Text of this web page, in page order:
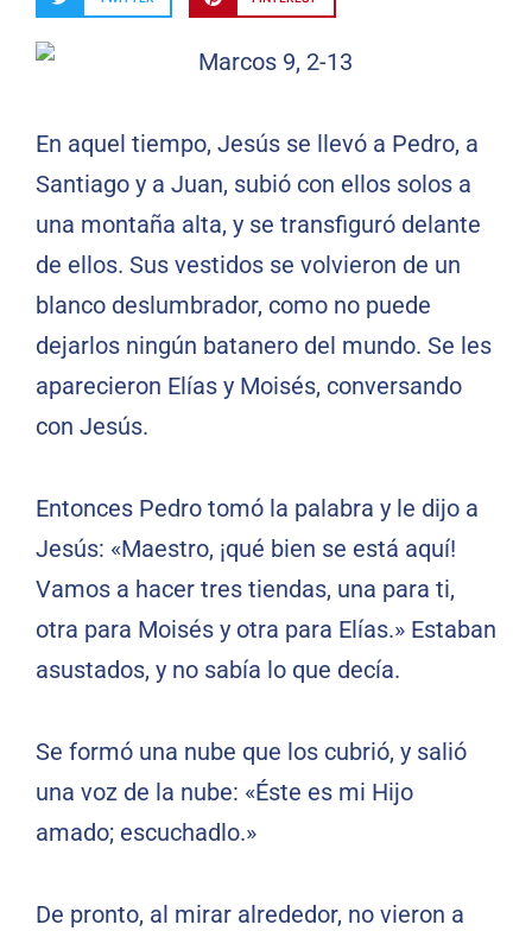
En aquel tiempo, Jesús se llevó a Pedro, a
Santiago y a Juan, subió con ellos solos a
una montaña alta, y se transfiguró delante
de ellos. Sus vestidos se volvieron de un
blanco deslumbrador, como no puede
dejarlos ningún batanero del mundo. Se les
aparecieron Elías y Moisés, conversando
con Jesús.
Entonces Pedro tomó la palabra y le dijo a
Jesús: «Maestro, ¡qué bien se está aquí!
Vamos a hacer tres tiendas, una para ti,
otra para Moisés y otra para Elías.» Estaban
asustados, y no sabía lo que decía.
Se formó una nube que los cubrió, y salió
una voz de la nube: «Éste es mi Hijo
amado; escuchadlo.»
De pronto, al mirar alrededor, no vieron a